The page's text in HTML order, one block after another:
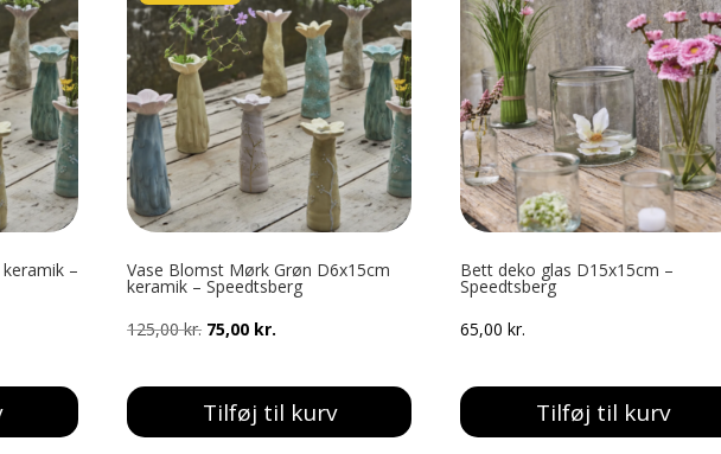
– Vase Blomst Mørk Grøn D6x15cm
keramik – Speedtsberg
125,00kr. Den
pris
var:
75,00 kr.
pris
er:
Tilføj til kurv
Bett deko glas D15x15cm –
Speedtsberg
65,00kr.
Tilføj til kurv